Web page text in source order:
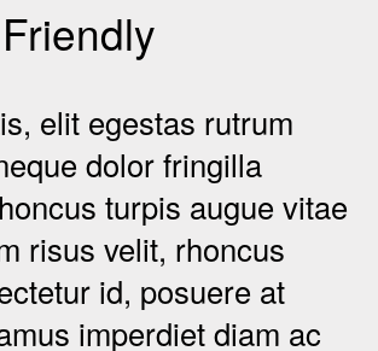
elit egestas rutrum
dolor fringilla
turpis augue vitae
risus velit, rhoncus
id, posuere at
imperdiet diam ac